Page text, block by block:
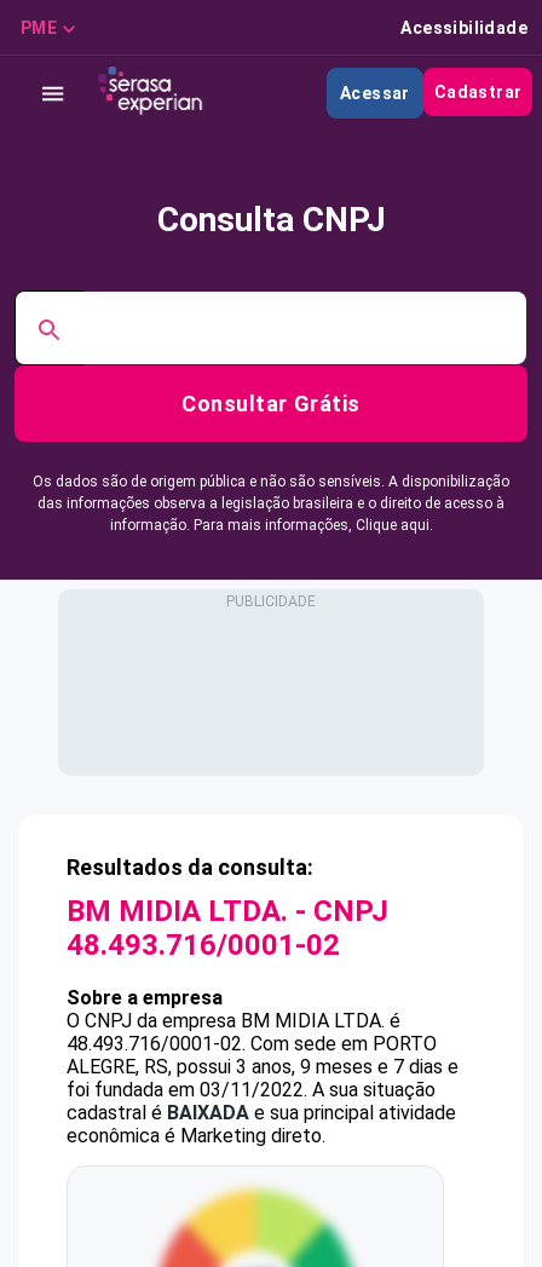
PME Acessibilidade
Acessar Cadastrar
Consulta CNPJ
Consultar Grátis
Os dados são de origem pública e não são sensíveis. A disponibilização
das informações observa a legislação brasileira e o direito de acesso à
informação. Para mais informações, Clique aqui.
Resultados da consulta:
BM MIDIA LTDA. - CNPJ
48.493.716/0001-02
Sobre a empresa
O CNPJ da empresa BM MIDIA LTDA. é
48.493.716/0001-02. Com sede em PORTO
ALEGRE, RS, possui 3 anos, 9 meses e 7 dias e
foi fundada em 03/11/2022. A sua situação
cadastral é BAIXADA e sua principal atividade
econômica é Marketing direto.